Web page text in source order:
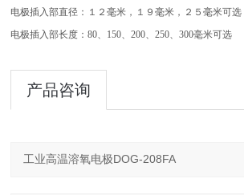
电极插入部直径：１２毫米，１９毫米，２５毫米可选
电极插入部长度：80、150、200、250、300毫米可选
产品咨询